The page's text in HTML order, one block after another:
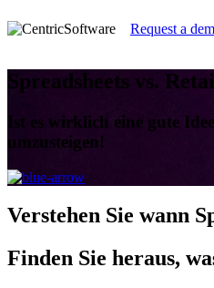
Request a
Spreadsheets vs.
Ist es wirklich eine gute
umzusteigen!
Verstehen Sie wann
Finden Sie heraus,